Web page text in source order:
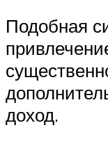
Подобная
доход.